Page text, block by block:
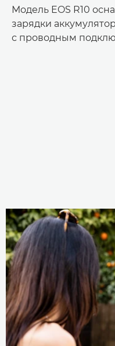
Модель EOS R10
зарядки
с проводным